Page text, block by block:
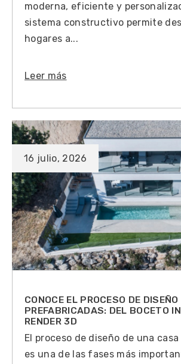
moderna, eficiente y
sistema constructivo permite
hogares a...
Leer más
16 julio, 2026
CONOCE EL PROCESO DE
PREFABRICADAS: DEL BOCETO
RENDER 3D
El proceso de diseño de una
es una de las fases más